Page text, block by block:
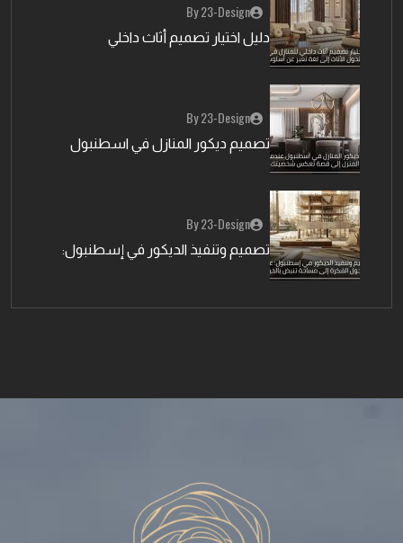
By 23-Design
دليل اختيار تصميم أثاث داخلي
By 23-Design
تصميم ديكور المنازل في اسطنبول
By 23-Design
تصميم وتنفيذ الديكور في إسطنبول: